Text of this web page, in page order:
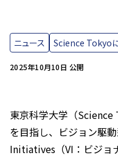
2025年10月10日 公開
ニュース Science Tokyo
東京科学大学（
を目指し、ビジョン駆
Initiatives（VI：ビジョ